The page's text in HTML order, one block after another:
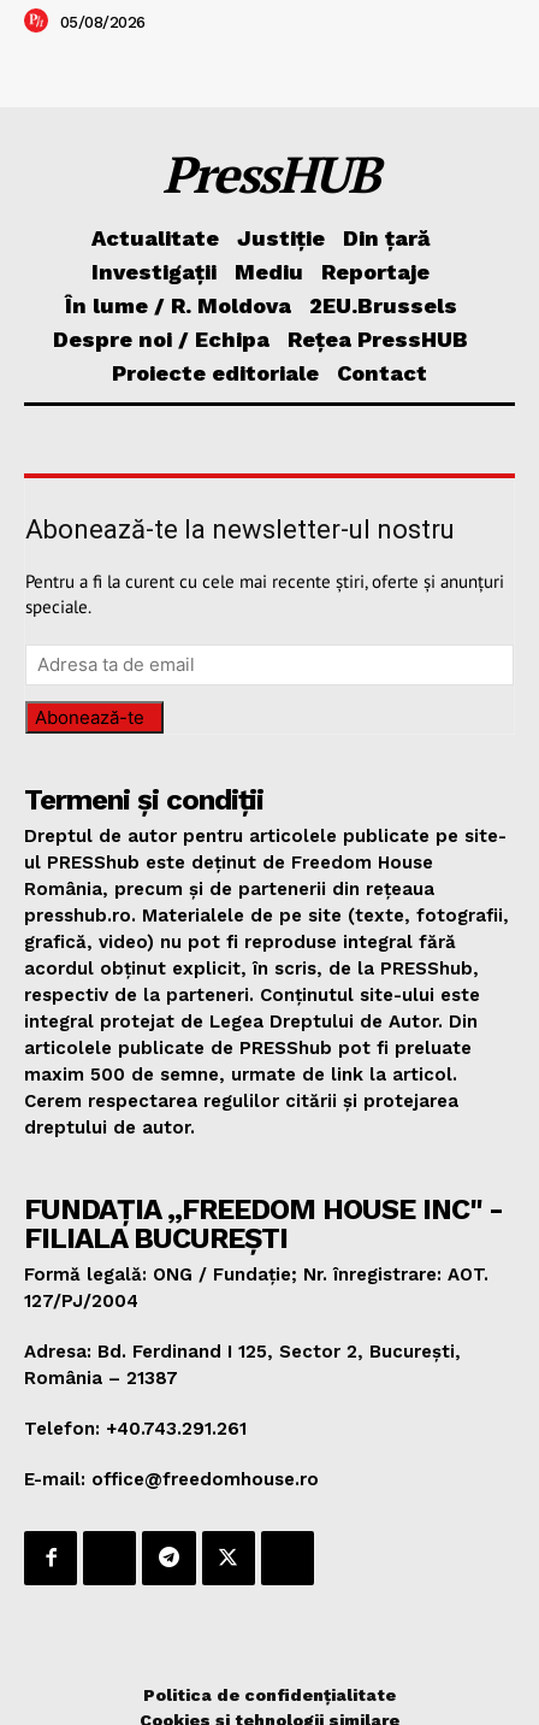
05/08/2026
PressHUB
Actualitate Justiție
Din țară
Investigații
Mediu
Reportaje
În lume / R. Moldova
2EU.Brussels
Despre noi / Echipa
Rețea PressHUB
Proiecte editoriale
Contact
Abonează-te la newsletter-ul nostru
Pentru a fi la curent cu cele mai recente știri, oferte și anunțuri
speciale.
Abonează-te
Termeni și condiții
Dreptul de autor pentru articolele publicate pe site-
ul PRESShub este deținut de Freedom House
România, precum și de partenerii din rețeaua
presshub.ro. Materialele de pe site (texte, fotografii,
grafică, video) nu pot fi reproduse integral fără
acordul obținut explicit, în scris, de la PRESShub,
respectiv de la parteneri. Conținutul site-ului este
integral protejat de Legea Dreptului de Autor. Din
articolele publicate de PRESShub pot fi preluate
maxim 500 de semne, urmate de link la articol.
Cerem respectarea regulilor citării și protejarea
dreptului de autor.
FUNDAȚIA „FREEDOM HOUSE INC" -
FILIALA BUCUREȘTI
Formă legală: ONG / Fundație; Nr. înregistrare: AOT.
127/PJ/2004
Adresa: Bd. Ferdinand I 125, Sector 2, București,
România – 21387
Telefon: +40.743.291.261
E-mail: office@freedomhouse.ro
Politica de confidențialitate
Cookies și tehnologii similare